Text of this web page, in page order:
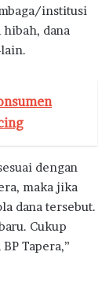
institusi
hibah, dana
dengan
maka jika
dana tersebut.
Cukup
Tapera,”